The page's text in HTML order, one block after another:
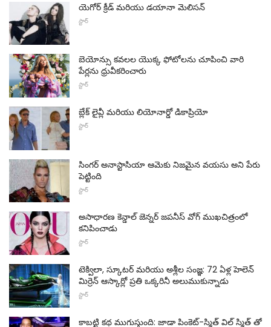
యెగోర్ క్రీడ్ మరియు డయానా మెలిసన్
స్టార్
బెయోన్సు కవలల యొక్క ఫోటోలను చూపించి వారి
పేర్లను ధ్రువీకరించారు
స్టార్
బ్లేక్ లైవ్లీ మరియు లియోనార్డో డికాప్రియో
స్టార్
సింగర్ అనాస్టాసియా ఆమెకు నిజమైన వయసు అని పేరు
పెట్టింది
స్టార్
అసాధారణ కెన్డాల్ జెన్నర్ జపనీస్ వోగ్ ముఖచిత్రంలో
కనిపించాడు
స్టార్
టెక్విలా, స్కూటర్ మరియు అశ్లీల సంజ్ఞ: 72 ఏళ్ల హెలెన్
మిర్రెన్ ఆస్కార్లో ప్రతి ఒక్కరినీ అలుముకున్నాడు
స్టార్
కాబట్టి కథ ముగుస్తుంది: జాడా పింకెట్-స్మిత్ విల్ స్మిత్ తో